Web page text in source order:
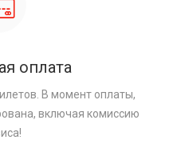
оплата
В момент оплаты,
включая комиссию